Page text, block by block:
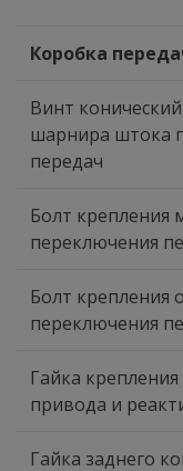
Коробка
Винт
шарнира штока
передач
Болт крепления
переключения
Болт крепления
переключения
Гайка крепления
привода и
Гайка заднего